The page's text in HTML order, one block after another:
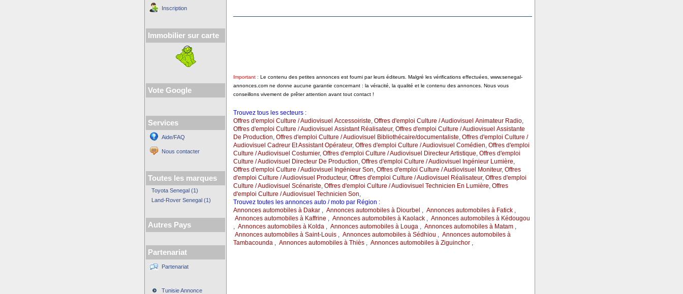
Inscription
Immobilier sur carte
Vote Google
Services
Aide/FAQ
Nous contacter
Toutes les marques
Toyota Senegal (1)
Land-Rover Senegal (1)
Autres Pays
Partenariat
Partenariat
Tunisie Annonce
Important : Le contenu des petites annonces est fourni par leurs éditeurs. Malgré les vérifications effectuées, www.senegal-
annonces.com ne donne aucune garantie concernant : la véracité, la qualité et le contenu des annonces. Nous vous
conseillons vivement de prêter attention avant tout contact !
Trouvez tous les secteurs :
Offres d'emploi Culture / Audiovisuel Accessoiriste, Offres d'emploi Culture / Audiovisuel Animateur Radio,
Offres d'emploi Culture / Audiovisuel Assistant Réalisateur, Offres d'emploi Culture / Audiovisuel Assistante
De Production, Offres d'emploi Culture / Audiovisuel Bibliothécaire/documentaliste, Offres d'emploi Culture /
Audiovisuel Cadreur Et Assistant Opérateur, Offres d'emploi Culture / Audiovisuel Comédien, Offres d'emploi
Culture / Audiovisuel Costumier, Offres d'emploi Culture / Audiovisuel Directeur Artistique, Offres d'emploi
Culture / Audiovisuel Directeur De Production, Offres d'emploi Culture / Audiovisuel Ingénieur Lumière,
Offres d'emploi Culture / Audiovisuel Ingénieur Son, Offres d'emploi Culture / Audiovisuel Moniteur, Offres
d'emploi Culture / Audiovisuel Producteur, Offres d'emploi Culture / Audiovisuel Réalisateur, Offres d'emploi
Culture / Audiovisuel Scénariste, Offres d'emploi Culture / Audiovisuel Technicien En Lumière, Offres
d'emploi Culture / Audiovisuel Technicien Son,
Trouvez toutes les annonces auto / moto par Région :
Annonces automobiles à Dakar, Annonces automobiles à Diourbel , Annonces automobiles à Fatick,
Annonces automobiles à Kaffrine , Annonces automobiles à Kaolack , Annonces automobiles à Kédougou
, Annonces automobiles à Kolda, Annonces automobiles à Louga, Annonces automobiles à Matam,
Annonces automobiles à Saint-Louis, Annonces automobiles à Sédhiou , Annonces automobiles à
Tambacounda , Annonces automobiles à Thiès, Annonces automobiles à Ziguinchor,